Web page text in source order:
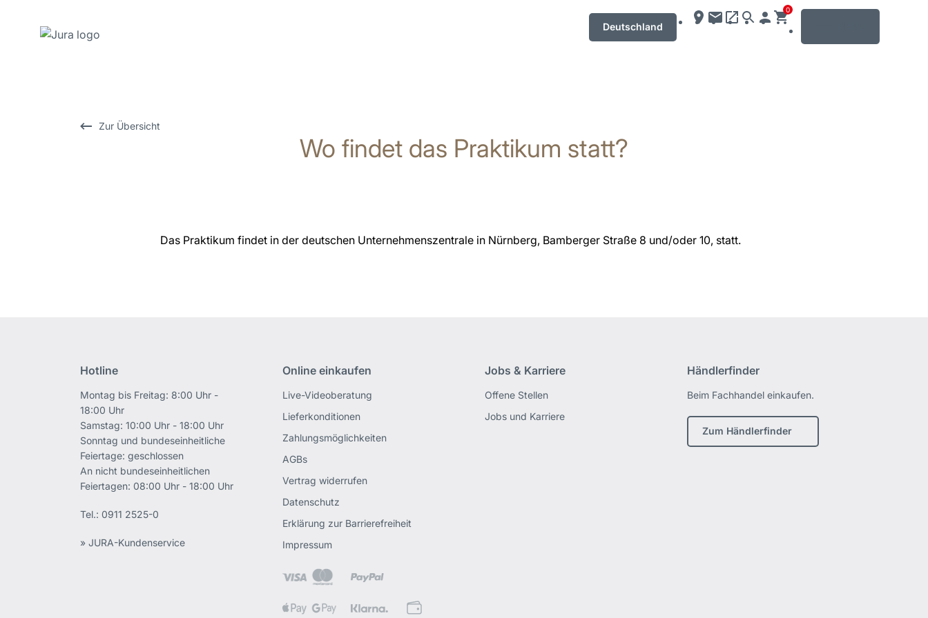
Deutschland
0
Zur Übersicht
Wo findet das Praktikum statt?
Das Praktikum findet in der deutschen Unternehmenszentrale in Nürnberg, Bamberger Straße 8 und/oder 10, statt.
Hotline
Montag bis Freitag: 8:00 Uhr -
18:00 Uhr
Samstag: 10:00 Uhr - 18:00 Uhr
Sonntag und bundeseinheitliche
Feiertage: geschlossen
An nicht bundeseinheitlichen
Feiertagen: 08:00 Uhr - 18:00 Uhr
Tel.: 0911 2525-0
» JURA-Kundenservice
Online einkaufen
Live-Videoberatung
Lieferkonditionen
Zahlungsmöglichkeiten
AGBs
Vertrag widerrufen
Datenschutz
Erklärung zur Barrierefreiheit
Impressum
Jobs & Karriere
Offene Stellen
Jobs und Karriere
Händlerfinder
Beim Fachhandel einkaufen.
Zum Händlerfinder